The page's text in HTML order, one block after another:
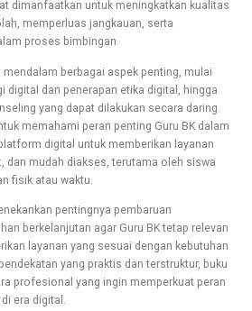
dimanfaatkan untuk meningkatkan kualitas
memperluas jangkauan, serta
proses bimbingan.
berbagai aspek penting, mulai
digital dan penerapan etika digital, hingga
yang dapat dilakukan secara daring.
memahami peran penting Guru BK dalam
digital untuk memberikan layanan
dan mudah diakses, terutama oleh siswa
fisik atau waktu.
pentingnya pembaruan
berkelanjutan agar Guru BK tetap relevan
layanan yang sesuai dengan kebutuhan
yang praktis dan terstruktur, buku
profesional yang ingin memperkuat peran
era digital.